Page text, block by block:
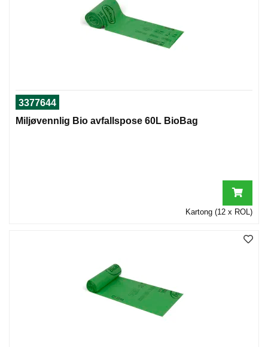
3377644
Miljøvennlig Bio avfallspose 60L BioBag
Kartong (12 x ROL)
K